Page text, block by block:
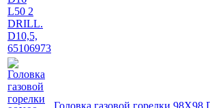
Головка газовой горелки 98X98